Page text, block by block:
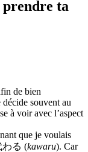
ta
de bien
souvent au
à voir avec l’aspect
que je voulais
わる (kawaru). Car